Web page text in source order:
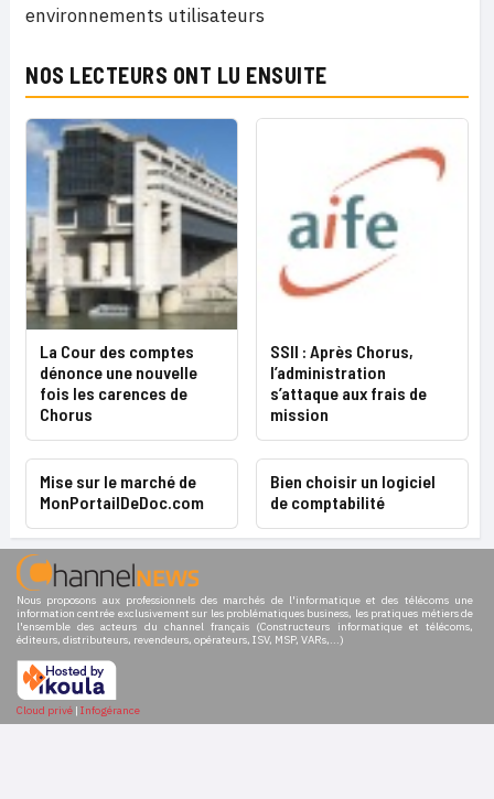
environnements utilisateurs
NOS LECTEURS ONT LU ENSUITE
La Cour des comptes
dénonce une nouvelle
fois les carences de
Chorus
SSII : Après Chorus,
l’administration
s’attaque aux frais de
mission
Mise sur le marché de
MonPortailDeDoc.com
Bien choisir un logiciel
de comptabilité
Nous proposons aux professionnels des marchés de l'informatique et des télécoms une
information centrée exclusivement sur les problématiques business, les pratiques métiers de
l'ensemble des acteurs du channel français (Constructeurs informatique et télécoms,
éditeurs, distributeurs, revendeurs, opérateurs, ISV, MSP, VARs,...)
Cloud privé | Infogérance